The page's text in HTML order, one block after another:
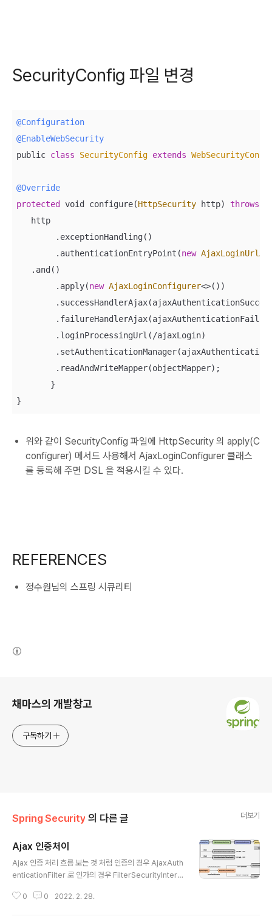
SecurityConfig 파일 변경
@Configuration
@EnableWebSecurity
public class SecurityConfig extends
@Override
protected
void configure(HttpSecurity http) throws
   http
        .exceptionHandling()
        .authenticationEntryPoint(
new
   .and()
        .apply(
new AjaxLoginConfigurer<>())
        .loginProcessingUrl(/ajaxLogin)
        .readAndWriteMapper(objectMapper);
       }
위와 같이 SecurityConfig 파일에 HttpSecurity 의 apply(C
configurer) 메서드 사용해서 AjaxLoginConfigurer 클래스
를 등록해 주면 DSL 을 적용시킬 수 있다.
REFERENCES
정수원님의 스프링 시큐리티
채마스의 개발창고
구독하기
Spring Security 의 다른 글 더보기
Ajax 인증처이
Ajax 인증 처리 흐름 보는 것 처럼 인증의 경우 AjaxAuth
enticationFilter 로 인가의 경우 FilterSecurityInterc
식으로 구현하기 위해서 각각의 클래스 구현해 줘야 하지
0 0 2022. 2. 28.